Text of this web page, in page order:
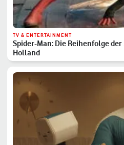
TV & ENTERTAINMENT
Spider-Man: Die Reihenfolge
Holland